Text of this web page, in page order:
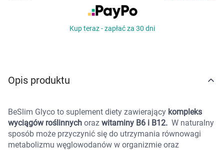
Sprzęt medyczny
Grupy produktowe
Marki
Kup teraz - zapłać za 30 dni
Opis produktu
BeSlim Glyco to suplement diety zawierający kompleks
wyciągów roślinnych oraz witaminy B6 i B12. W naturalny
sposób może przyczynić się do utrzymania równowagi
metabolizmu węglowodanów w organizmie oraz